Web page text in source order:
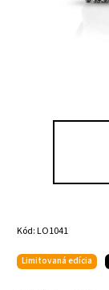
Kód:LO1041
Limitovaná edícia